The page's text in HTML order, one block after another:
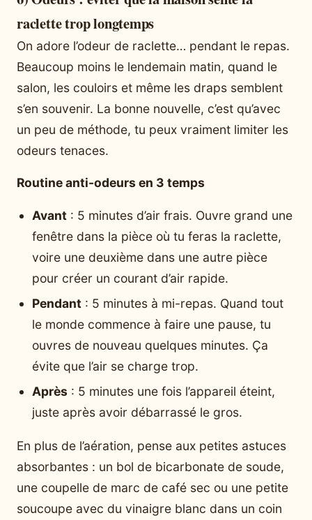
raclette trop longtemps
On adore l’odeur de raclette… pendant le repas.
Beaucoup moins le lendemain matin, quand le
salon, les couloirs et même les draps semblent
s’en souvenir. La bonne nouvelle, c’est qu’avec
un peu de méthode, tu peux vraiment limiter les
odeurs tenaces.
Routine anti-odeurs en 3 temps
Avant : 5 minutes d’air frais. Ouvre grand une
fenêtre dans la pièce où tu feras la raclette,
voire une deuxième dans une autre pièce
pour créer un courant d’air rapide.
Pendant : 5 minutes à mi-repas. Quand tout
le monde commence à faire une pause, tu
ouvres de nouveau quelques minutes. Ça
évite que l’air se charge trop.
Après : 5 minutes une fois l’appareil éteint,
juste après avoir débarrassé le gros.
En plus de l’aération, pense aux petites astuces
absorbantes : un bol de bicarbonate de soude,
une coupelle de marc de café sec ou une petite
soucoupe avec du vinaigre blanc dans un coin